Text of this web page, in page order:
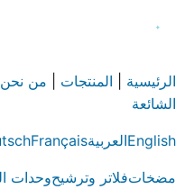
الرئيسية المنتجات من نحن
الشائعة
EnglishالعربيةFrançais
مضخاتفلاتر وترشيحوحدات